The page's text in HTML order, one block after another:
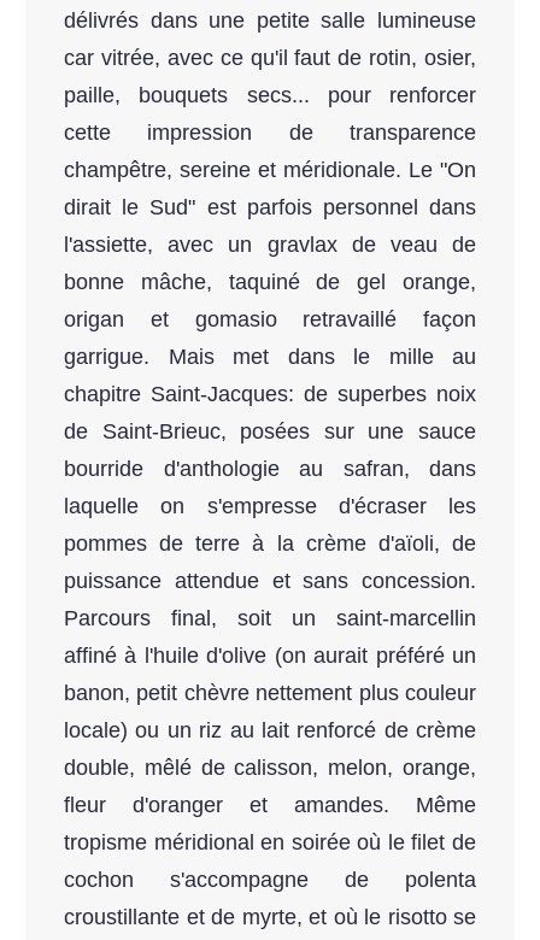
délivrés dans une petite salle lumineuse
car vitrée, avec ce qu'il faut de rotin, osier,
paille, bouquets secs... pour renforcer
cette impression de transparence
champêtre, sereine et méridionale. Le "On
dirait le Sud" est parfois personnel dans
l'assiette, avec un gravlax de veau de
bonne mâche, taquiné de gel orange,
origan et gomasio retravaillé façon
garrigue. Mais met dans le mille au
chapitre Saint-Jacques: de superbes noix
de Saint-Brieuc, posées sur une sauce
bourride d'anthologie au safran, dans
laquelle on s'empresse d'écraser les
pommes de terre à la crème d'aïoli, de
puissance attendue et sans concession.
Parcours final, soit un saint-marcellin
affiné à l'huile d'olive (on aurait préféré un
banon, petit chèvre nettement plus couleur
locale) ou un riz au lait renforcé de crème
double, mêlé de calisson, melon, orange,
fleur d'oranger et amandes. Même
tropisme méridional en soirée où le filet de
cochon s'accompagne de polenta
croustillante et de myrte, et où le risotto se